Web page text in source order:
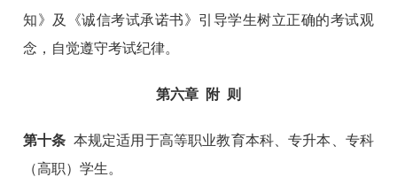
知》及《诚信考试承诺书》引导学生树立正确的考试观
念，自觉遵守考试纪律。
第六章 附 则
第十条 本规定适用于高等职业教育本科、专升本、专科
（高职）学生。